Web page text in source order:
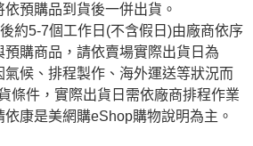
預購品到貨後一併出貨。
約5-7個工作日(不含假日)由廠商依序
購商品，請依賣場實際出貨日為
候、排程製作、海外運送等狀況而
條件，實際出貨日需依廠商排程作業
康是美網購eShop購物說明為主。